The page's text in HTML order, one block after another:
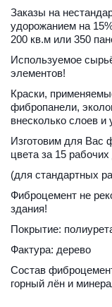
Заказы на
удорожанием на
200 кв.м или 350
Используемое
элементов!
Краски,
фибропанели,
внесколько слоев и
Изготовим для Вас
цвета за 15
(для стандартных
Фиброцемент не
здания!
Покрытие:
Фактура: дерево
Состав
горный лён и